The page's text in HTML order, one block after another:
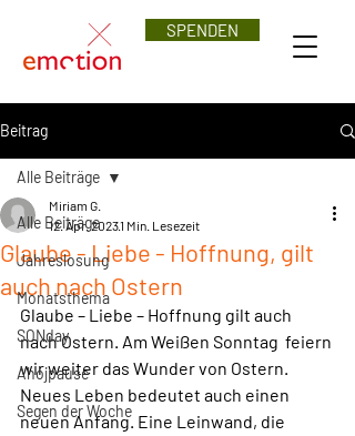
SPENDEN
Beitrag
Alle Beiträge
Jahreslosung
Monatsthema
SONday
Ahojpause
Segen der Woche
Alle Beiträge
Glaube - Liebe - Hoffnung, gilt
auch nach Ostern
Miriam G.
12. Apr. 20231 Min. Lesezeit
Glaube – Liebe – Hoffnung gilt auch
nach Ostern. Am Weißen Sonntag  feiern
wir weiter das Wunder von Ostern.
Neues Leben bedeutet auch einen
neuen Anfang. Eine Leinwand, die